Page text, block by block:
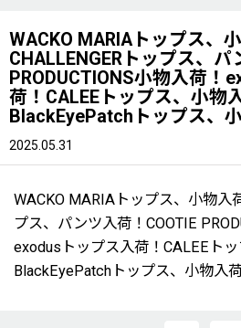
WACKO MARIAトップス、
CHALLENGERトップス、パ
PRODUCTIONS小物入荷！
荷！CALEEトップス、小物
BlackEyePatchトップス、
2025.05.31
WACKO MARIAトップス、小物入
プス、パンツ入荷！COOTIE
exodusトップス入荷！CALEEトッ
BlackEyePatchトップス、小物入荷